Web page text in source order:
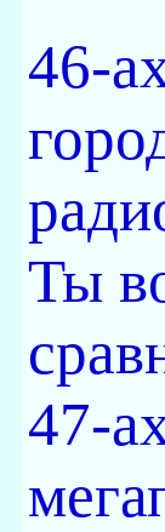
46-
Ты
47-